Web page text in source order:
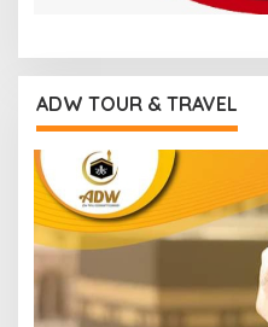
ADW TOUR & TRAVEL